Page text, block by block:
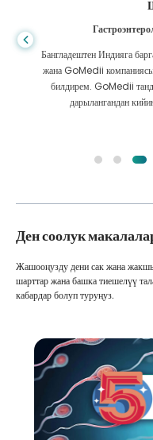
Бөйрөктү
Мен бөйрөгүмдүн
үмүттөнгөн элем.
алар менен
Ден соолук
Жашооңузду дени сак жана
шарттар жана башка тиешелүү
кабардар болуп туруңуз.